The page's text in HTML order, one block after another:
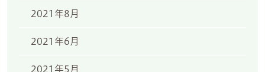
2021年8月
2021年6月
2021年5月